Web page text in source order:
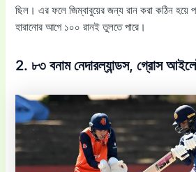
ছিল। এর ফলে জিম্বাবুয়ের জন্য রান করা কঠিন হয়ে
হারানোর আগে ১০০ রানই তুলতে পারে।
2. ৮৩ বনাম নেদারল্যান্ডস, গ্রোস